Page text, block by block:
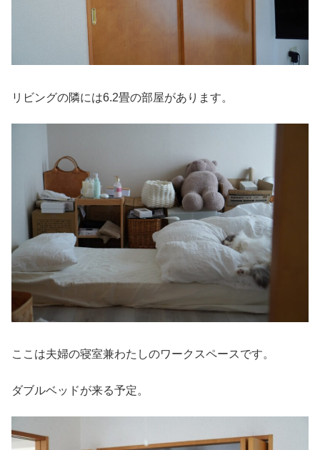
リビングの隣には6.2畳の部屋があります。
ここは夫婦の寝室兼わたしのワークスペースです。
ダブルベッドが来る予定。